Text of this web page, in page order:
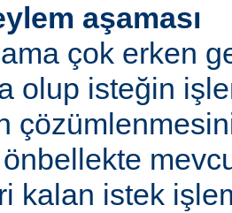
aşaması
çok erken
olup isteğin
kalan istek